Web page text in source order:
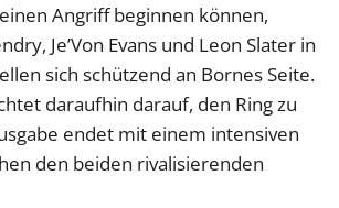
Angriff beginnen können,
Je’Von Evans und Leon Slater in
sich schützend an Bornes Seite.
daraufhin darauf, den Ring zu
endet mit einem intensiven
den beiden rivalisierenden